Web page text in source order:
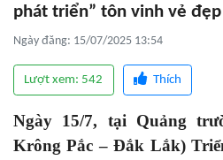
phát triển” tôn vinh vẻ
Ngày đăng: 15/07/2025 13:54
Lượt xem: 542 Thích
Ngày 15/7, tại Quảng
Krông Pắc – Đắk Lắk)